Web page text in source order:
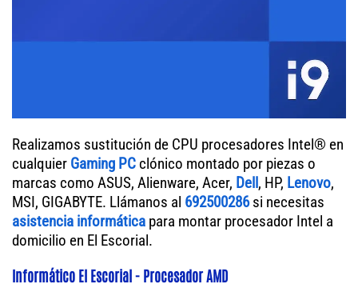
Realizamos sustitución de CPU procesadores Intel® en
cualquier Gaming PC clónico montado por piezas o
marcas como ASUS, Alienware, Acer, Dell, HP, Lenovo,
MSI, GIGABYTE. Llámanos al 692500286si necesitas
asistencia informática para montar procesador Intel a
domicilio en El Escorial.
Informático El Escorial - Procesador AMD